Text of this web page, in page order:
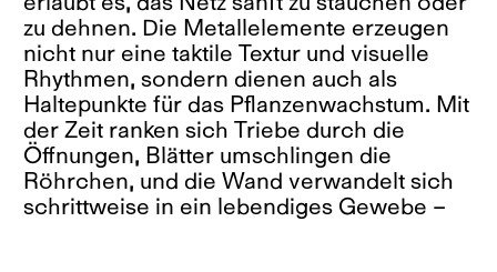
zu dehnen. Die Metallelemente erzeugen
nicht nur eine taktile Textur und visuelle
Rhythmen, sondern dienen auch als
Haltepunkte für das Pflanzenwachstum. Mit
der Zeit ranken sich Triebe durch die
Öffnungen, Blätter umschlingen die
Röhrchen, und die Wand verwandelt sich
schrittweise in ein lebendiges Gewebe –